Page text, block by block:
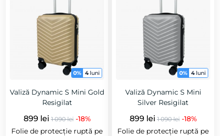
0% 4 luni
Valiză Dynamic S Mini Gold
Resigilat
899 lei 1 090 lei -18%
Folie de protecție ruptă pe
0% 4 luni
Valiză Dynamic S Mini
Silver Resigilat
899 lei 1 090 lei -18%
Folie de protecție ruptă pe